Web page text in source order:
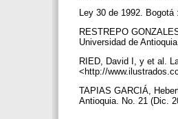
Ley 30 de 1992.
RESTREPO
Universidad de
RIED, David I, y et al.
<http://
TAPIAS GARCIÁ,
Antioquia. No. 21 (Dic.